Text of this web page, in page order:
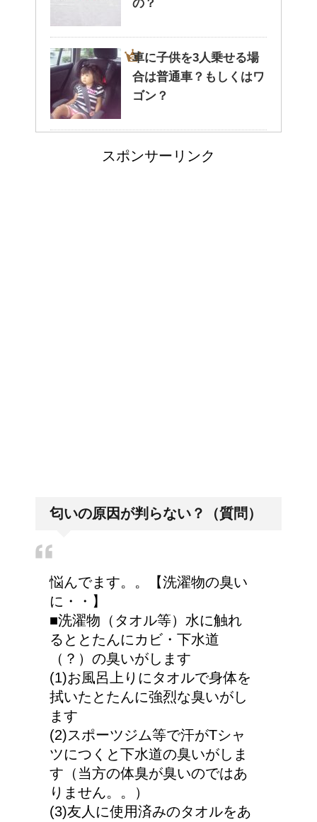
癒しを与えてくれるメダカ。そ
の産卵時期はいつ？
点滴でできたむくみを簡単に解
の？
車に子供を3人乗せる場
合は普通車？もしくはワ
ゴン？
エビ水槽の掃除の仕方
スポンサーリンク
匂いの原因が判らない？（質問）
悩んでます。。【洗濯物の臭い
に・・】
■洗濯物（タオル等）水に触れ
るととたんにカビ・下水道
（？）の臭いがします
(1)お風呂上りにタオルで身体を
拭いたとたんに強烈な臭いがし
ます
(2)スポーツジム等で汗がTシャ
ツにつくと下水道の臭いがしま
す（当方の体臭が臭いのではあ
りません。。）
(3)友人に使用済みのタオルをあ